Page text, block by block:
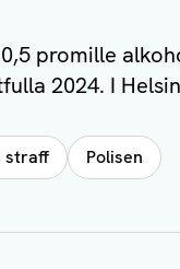
promille
2024. I
straff Polisen